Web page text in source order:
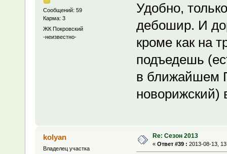
Сообщений: 59
Карма: 3
ЖК Покровский
-неизвестно-
Удобно,
дебошир. И
кроме как на
подъедешь
в ближайшем
новорижский)
kolyan
Владелец участка
Re: Сезон 2013
« Ответ #39 : 2013-08-13,